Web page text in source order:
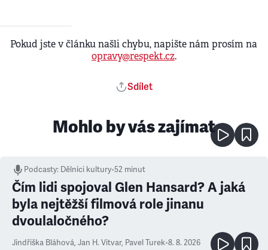
Pokud jste v článku našli chybu, napište nám prosím na
opravy@respekt.cz.
Sdílet
Mohlo by vás zajímat
Podcasty: Dělníci kultury•52 minut
Čím lidi spojoval Glen Hansard? A jaká
byla nejtěžší filmová role jinanu
dvoulaločného?
Jindřiška Bláhová, Jan H. Vitvar, Pavel Turek•8. 8. 2026